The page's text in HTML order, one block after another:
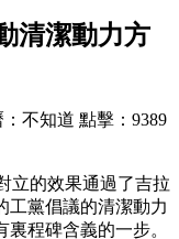
清潔動力方
：不知道 點擊：9389
立的效果通過了吉拉
工黨倡議的清潔動力
程碑含義的一步。